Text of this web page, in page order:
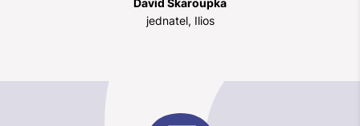
jednatel, Ilios